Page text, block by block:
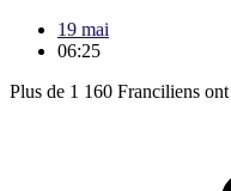
19 mai
06:25
Plus de 1 160 Franciliens